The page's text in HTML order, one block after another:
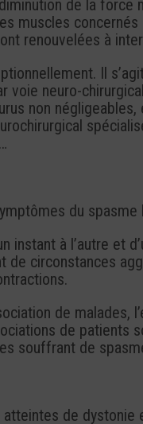
de la force
muscles
renouvelées à
Il
voie neuro-
non négligeables,
du spasme
instant à l’autre et
de circonstances
de malades,
de patients
souffrant de
de dystonie